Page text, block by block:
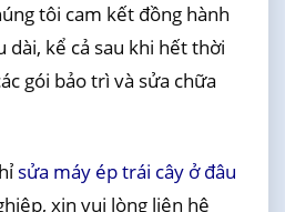
tôi cam kết đồng hành
dài, kể cả sau khi hết thời
gói bảo trì và sửa chữa
sửa máy ép trái cây ở đâu
xin vui lòng liên hệ